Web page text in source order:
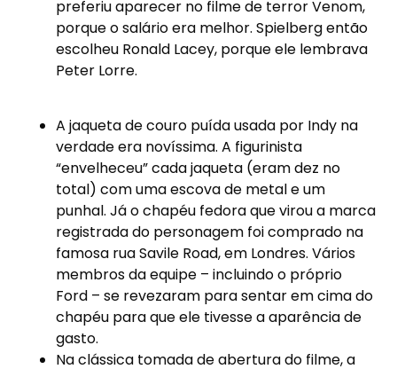
preferiu aparecer no filme de terror Venom,
porque o salário era melhor. Spielberg então
escolheu Ronald Lacey, porque ele lembrava
Peter Lorre.
A jaqueta de couro puída usada por Indy na
verdade era novíssima. A figurinista
“envelheceu” cada jaqueta (eram dez no
total) com uma escova de metal e um
punhal. Já o chapéu fedora que virou a marca
registrada do personagem foi comprado na
famosa rua Savile Road, em Londres. Vários
membros da equipe – incluindo o próprio
Ford – se revezaram para sentar em cima do
chapéu para que ele tivesse a aparência de
gasto.
Na clássica tomada de abertura do filme, a